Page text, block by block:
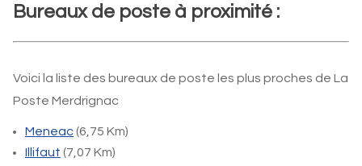
Bureaux de poste à proximité :
Voici la liste des bureaux de poste les plus proches de La
Poste Merdrignac
Meneac(6,75 Km)
Illifaut (7,07 Km)